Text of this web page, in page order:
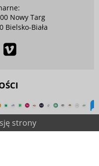
Nowy Targ
Bielsko-Biała
strony